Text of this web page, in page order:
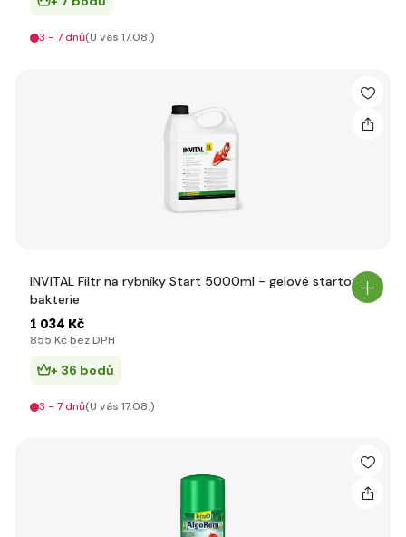
3 - 7 dnů(U vás 17.08.)
INVITAL Filtr na rybníky Start 5000ml - gelové startovací
bakterie
1 034 Kč
855 Kč bez DPH
+ 36 bodů
3 - 7 dnů(U vás 17.08.)